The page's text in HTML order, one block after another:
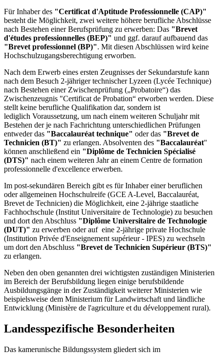
Für Inhaber des "Certificat d'Aptitude Professionnelle (CAP)"
besteht die Möglichkeit, zwei weitere höhere berufliche Abschlüsse
nach Bestehen einer Berufsprüfung zu erwerben: Das "Brevet
d'études professionnelles (BEP)" und ggf. darauf aufbauend das
"Brevet professionnel (BP)". Mit diesen Abschlüssen wird keine
Hochschulzugangsberechtigung erworben.
Nach dem Erwerb eines ersten Zeugnisses der Sekundarstufe kann
nach dem Besuch 2-jähriger technischer Lyzeen (Lycée Technique)
nach Bestehen einer Zwischenprüfung („Probatoire“) das
Zwischenzeugnis "Certificat de Probation“ erworben werden. Diese
stellt keine berufliche Qualifikation dar, sondern ist
lediglich Voraussetzung, um nach einem weiteren Schuljahr mit
Bestehen der je nach Fachrichtung unterschiedlichen Prüfungen
entweder das "Baccalauréat technique" oder das "Brevet de
Technicien (BT)" zu erlangen. Absolventen des "Baccalauréat"
können anschließend ein "Diplôme de Technicien Spécialisé
(DTS)" nach einem weiteren Jahr an einem Centre de formation
professionnelle d'excellence erwerben.
Im post-sekundären Bereich gibt es für Inhaber einer beruflichen
oder allgemeinen Hochschulreife (GCE A-Level, Baccalauréat,
Brevet de Technicien) die Möglichkeit, eine 2-jährige staatliche
Fachhochschule (Institut Universitaire de Technologie) zu besuchen
und dort den Abschluss "Diplôme Universitaire de Technologie
(DUT)" zu erwerben oder auf eine 2-jährige private Hochschule
(Institution Privée d'Enseignement supérieur - IPES) zu wechseln
um dort den Abschluss "Brevet de Technicien Supérieur (BTS)"
zu erlangen.
Neben den oben genannten drei wichtigsten zuständigen Ministerien
im Bereich der Berufsbildung liegen einige berufsbildende
Ausbildungsgänge in der Zuständigkeit weiterer Ministerien wie
beispielsweise dem Ministerium für Landwirtschaft und ländliche
Entwicklung (Ministère de l'agriculture et du développement rural).
Landesspezifische Besonderheiten
Das kamerunische Bildungssystem gliedert sich im